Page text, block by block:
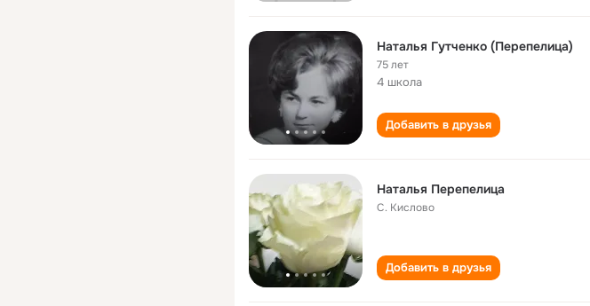
Наталья Гутченко (Перепелица)
75 лет
4 школа
Добавить в друзья
Наталья Перепелица
С. Кислово
Добавить в друзья